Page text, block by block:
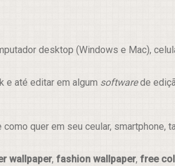
desktop (Windows e Mac),
e até editar em algum softwarede
quer em seu ceular, smartphone,
wallpaper, fashion wallpaper, free